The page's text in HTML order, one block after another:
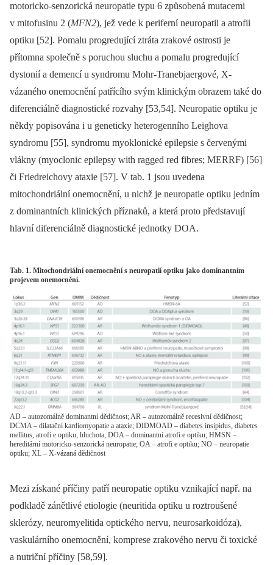
motoricko-senzorická neuropatie typu 6 způsobená mutacemi
v mitofusinu 2 (MFN2), jež vede k periferní neuropatii a atrofii
optiku [52]. Pomalu progredující ztráta zrakové ostrosti je
přítomna společně s poruchou sluchu a pomalu progredující
dystonií a demencí u syndromu Mohr-Tranebjaergové, X-
vázaného onemocnění patřícího svým klinickým obrazem také do
diferenciálně dia­gnostické rozvahy [53,54]. Neuropatie optiku je
někdy popisována i u geneticky heterogen­ního Leighova
syndromu [55], syndromu myoklonické epilepsie s červenými
vlákny (myoclonic epilepsy with ragged red fibres; MERRF) [56]
či Friedreichovy ataxie [57]. V tab. 1 jsou uvedena
mitochondriální onemocnění, u nichž je neuropatie optiku jedním
z dominantních klinických příznaků, a která proto představují
hlavní diferenciálně dia­gnostické jednotky DOA.
Tab. 1. Mitochondriální onemocnění s neuropatií optiku jako dominantním
projevem onemocnění.
AD – autozomálně dominantní dědičnost; AR – autozomálně recesivní dědičnost;
DCMA – dilatační kardiomyopatie a ataxie; DIDMOAD – diabetes insipidus, diabetes
mellitus, atrofi e optiku, hluchota; DOA – dominantní atrofi e optiku; HMSN –
hereditární motoricko-senzorická neuropatie; OA – atrofi e optiku; NO – neuropatie
optiku; XL – X-vázaná dědičnost
Mezi získané příčiny patří neuropatie optiku vznikající např. na
podkladě zánětlivé etiologie (neuritida optiku u roztroušené
sklerózy, neuromyelitida optického nervu, neurosarkoidóza),
vaskulárního onemocnění, komprese zrakového nervu či toxické
a nutriční příčiny [58,59].